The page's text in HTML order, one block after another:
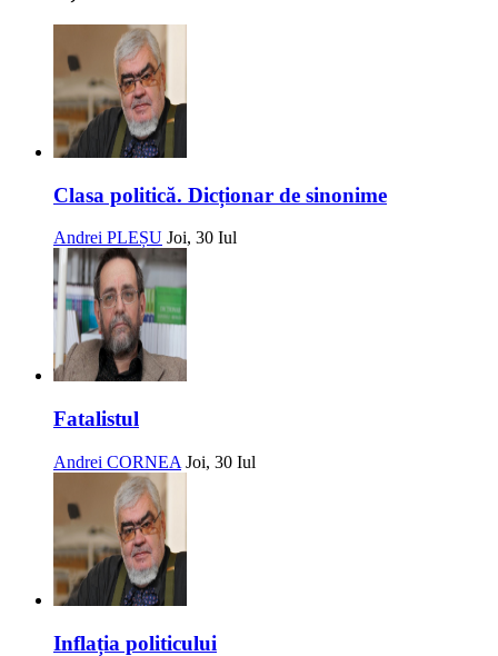
Clasa politică. Dicționar de sinonime
Andrei PLEȘU Joi, 30 Iul
Fatalistul
Andrei CORNEA Joi, 30 Iul
Inflația politicului